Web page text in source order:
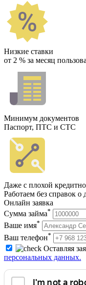
Низкие ставки
от 2 % за месяц
Минимум документов
Паспорт, ПТС и СТС
Даже с плохой
Работаем без справок о
Онлайн заявка
Сумма займа*
Ваше имя*
Ваш телефон*
Оставляя
персональных данных.